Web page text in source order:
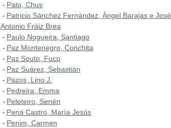
- Pato, Chus
- Patricio Sánchez Fernández, Ángel Barajas e José
Antonio Fráiz Brea
- Paulo Nogueira, Santiago
- Paz Montenegro, Conchita
- Paz Souto, Fuco
- Paz Suárez, Sebastián
- Pazos, Lino J.
- Pedreira, Emma
- Peleteiro, Senén
- Pena Castro, María Jesús
- Penim, Carmen